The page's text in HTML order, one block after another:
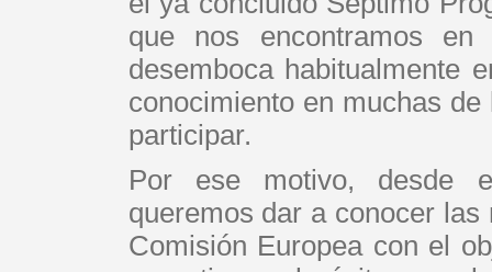
que nos encontramos
desemboca habitualmente
conocimiento en muchas
participar.
Por ese motivo, desde
queremos dar a conocer
Comisión Europea con el